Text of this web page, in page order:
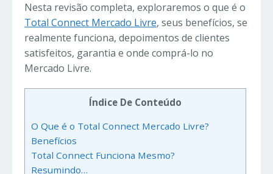
Nesta revisão completa, exploraremos o que é o
Total Connect Mercado Livre, seus benefícios, se
realmente funciona, depoimentos de clientes
satisfeitos, garantia e onde comprá-lo no
Mercado Livre.
Índice De Conteúdo
O Que é o Total Connect Mercado Livre?
Benefícios
Total Connect Funciona Mesmo?
Resumindo…